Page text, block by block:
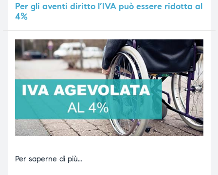
Pergli aventi diritto l’IVA può essere ridotta al
4%
Per saperne di più…